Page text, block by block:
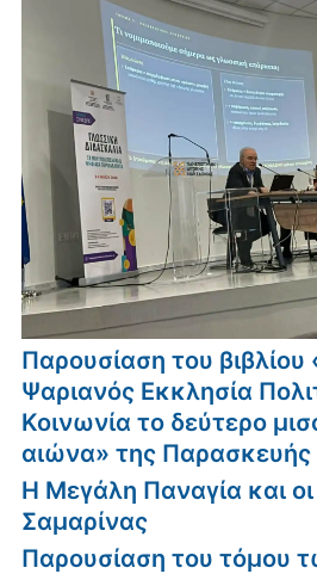
Παρουσίαση του βιβλίου
Ψαριανός Εκκλησία
Κοινωνία το δεύτερο
αιώνα» της Παρασκευής
Η Μεγάλη Παναγία και
Σαμαρίνας
Παρουσίαση του τόμου